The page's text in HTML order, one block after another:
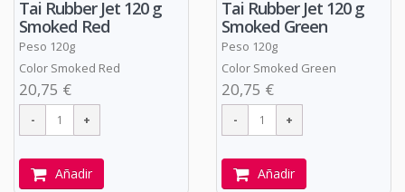
Tai Rubber Jet 120 g
Smoked Red
Peso 120g
Color Smoked Red
20,75 €
Añadir
Tai Rubber Jet 120 g
Smoked Green
Peso 120g
Color Smoked Green
20,75 €
Añadir